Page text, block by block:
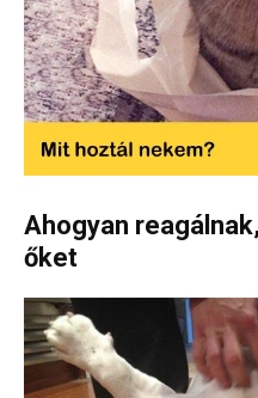
Ahogyan
őket